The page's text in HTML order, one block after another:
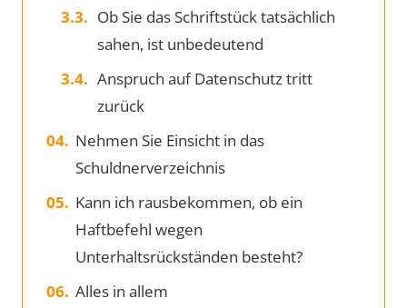
Ob Sie das Schriftstück tatsächlich
sahen, ist unbedeutend
Anspruch auf Datenschutz tritt
zurück
Nehmen Sie Einsicht in das
Schuldnerverzeichnis
Kann ich rausbekommen, ob ein
Haftbefehl wegen
Unterhaltsrückständen besteht?
Alles in allem